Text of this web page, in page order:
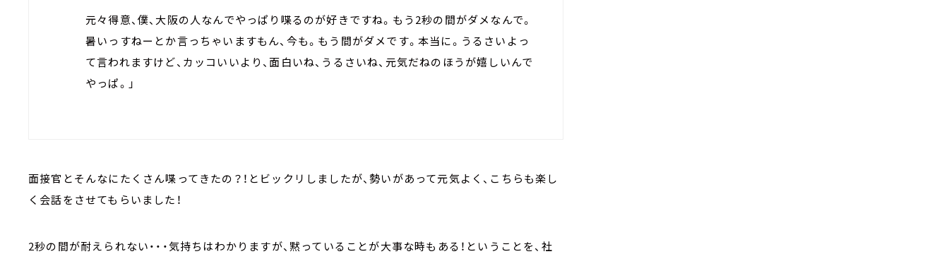
元々得意、僕、大阪の人なんでやっぱり喋るのが好きですね。もう2秒の間がダメなんで。
暑いっすねーとか言っちゃいますもん、今も。もう間がダメです。本当に。うるさいよっ
て言われますけど、カッコいいより、面白いね、うるさいね、元気だねのほうが嬉しいんで
やっぱ。」
面接官とそんなにたくさん喋ってきたの？！とビックリしましたが、勢いがあって元気よく、こちらも楽し
く会話をさせてもらいました！
2秒の間が耐えられない・・・気持ちはわかりますが、黙っていることが大事な時もある！ということを、社